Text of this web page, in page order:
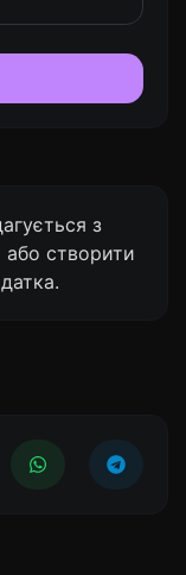
з
або створити